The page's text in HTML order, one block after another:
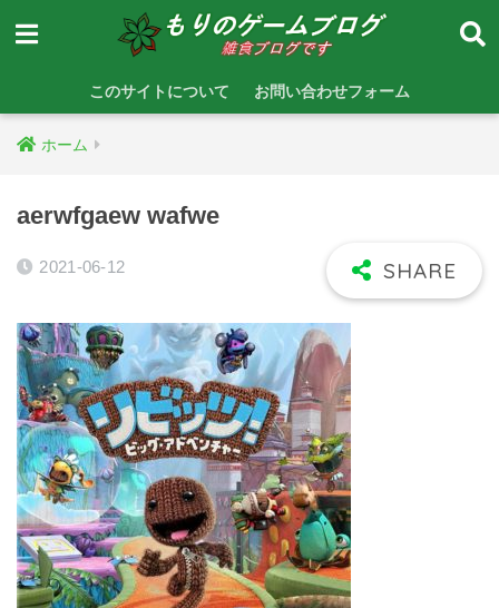
このサイトについて お問い合わせフォーム
ホーム
aerwfgaew wafwe
2021-06-12